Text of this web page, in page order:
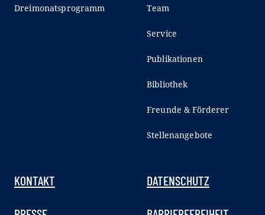
Dreimonatsprogramm Team
Service
Publikationen
Bibliothek
Freunde & Förderer
Stellenangebote
KONTAKT DATENSCHUTZ